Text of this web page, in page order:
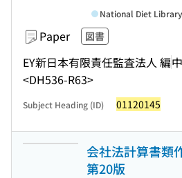
Paper 図書
EY新日本有限責任監査法人 編
<DH536-R63>
National Diet Library
Subject Heading (ID) 01120145
会社法計算書類
第20版